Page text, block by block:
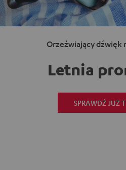
Orzeźwiający dźwięk
Letnia
SPRAWDŹ JUŻ